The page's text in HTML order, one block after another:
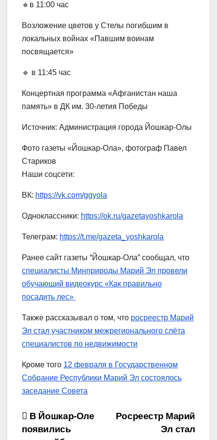
🔹в 11:00 час
Возложение цветов у Стелы погибшим в
локальных войнах «Павшим воинам
посвящается»
🔹 в 11:45 час
Концертная программа «Афганистан наша
память» в ДК им. 30-летия Победы
Источник: Администрация города Йошкар-Олы
Фото газеты «Йошкар-Ола», фотограф Павел
Стариков
Наши соцсети:
ВК: https://vk.com/ggyola
Одноклассники: https://ok.ru/gazetayoshkarola
Телеграм: https://t.me/gazeta_yoshkarola
Ранее сайт газеты “Йошкар-Ола” сообщал, что
специалисты Минприроды Марий Эл провели
обучающий видеокурс «Как правильно
посадить лес»
Также рассказывал о том, что росреестр Марий
Эл стал участником межрегионального слёта
специалистов по недвижимости
Кроме того 12 февраля в Государственном
Собрание Республики Марий Эл состоялось
заседание Совета
Навигация
Росреестр Марий
Эл стал
В Йошкар-Оле
появились